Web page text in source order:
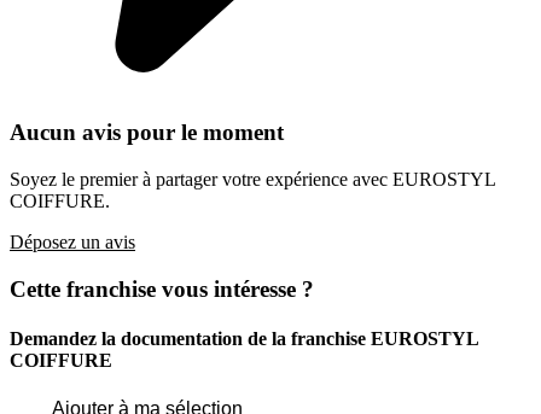
Aucun avis pour le moment
Soyez le premier à partager votre expérience avec EUROSTYL
COIFFURE.
Déposez un avis
Cette franchise vous intéresse ?
Demandez la documentation de la franchise EUROSTYL
COIFFURE
Ajouter à ma sélection